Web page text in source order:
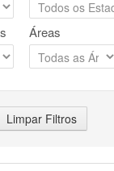
Áreas
Limpar Filtros